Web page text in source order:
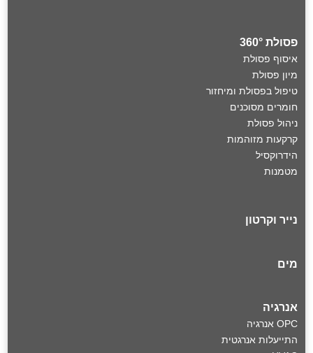
פסולת 360°
איסוף פסולת
מיון פסולת
טיפול בפסולת ומיחזור
חומרים מסוכנים
ניהול פסולת
קרקעות מזוהמות
הידרוקסיל
מטמנות
נייר וקרטון
מים
אנרגיה
OPC אנרגיה
התייעלות אנרגטית